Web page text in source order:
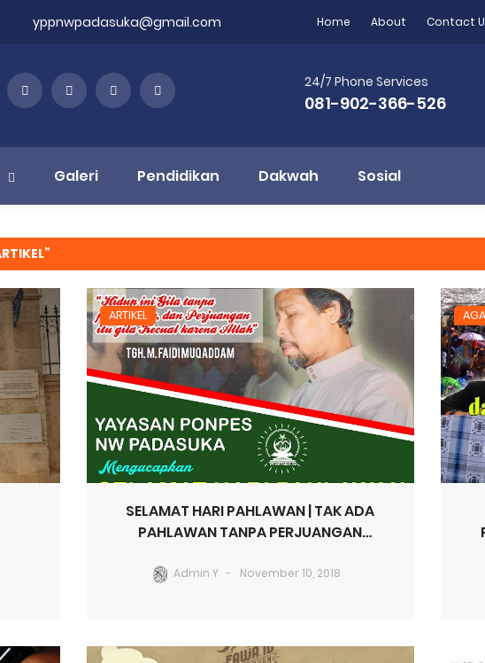
yppnwpadasuka@gmail.com Home About Contact
24/7 Phone Services
081-902-366-526
Galeri Pendidikan Dakwah Sosial
ARTIKEL
SELAMAT HARI PAHLAWAN | TAK ADA
PAHLAWAN TANPA PERJUANGAN
Muqaddam)
Admin Y November 10, 2018